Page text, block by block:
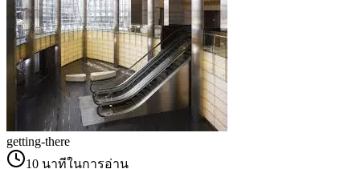
getting-there
10 นาทีในการอ่าน